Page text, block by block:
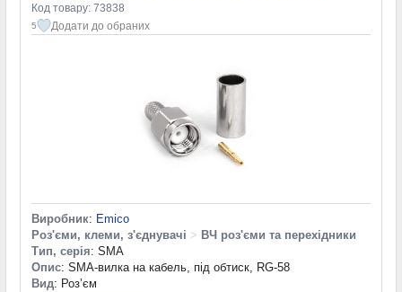
Код товару: 73838
5 Додати до обраних
Виробник: Emico
Роз'єми, клеми, з'єднувачі > ВЧ роз'єми та перехідники
Тип, серія: SMA
Опис: SMA-вилка на кабель, під обтиск, RG-58
Вид: Роз’єм